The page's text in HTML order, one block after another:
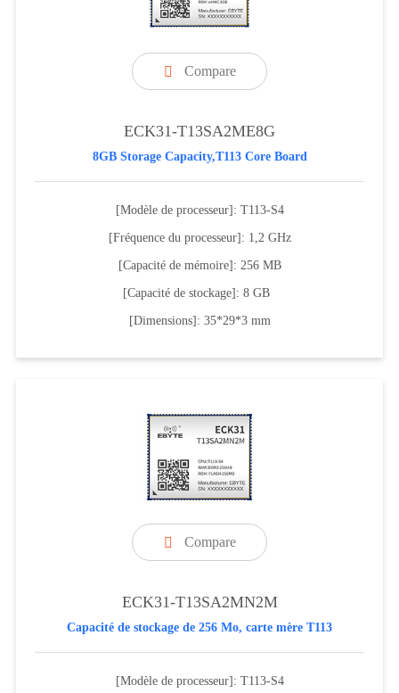
 Compare
ECK31-T13SA2ME8G
8GB Storage Capacity,T113 Core Board
[Modèle de processeur]: T113-S4
[Fréquence du processeur]: 1,2 GHz
[Capacité de mémoire]: 256 MB
[Capacité de stockage]: 8 GB
[Dimensions]: 35*29*3 mm
 Compare
ECK31-T13SA2MN2M
Capacité de stockage de 256 Mo, carte mère T113
[Modèle de processeur]: T113-S4